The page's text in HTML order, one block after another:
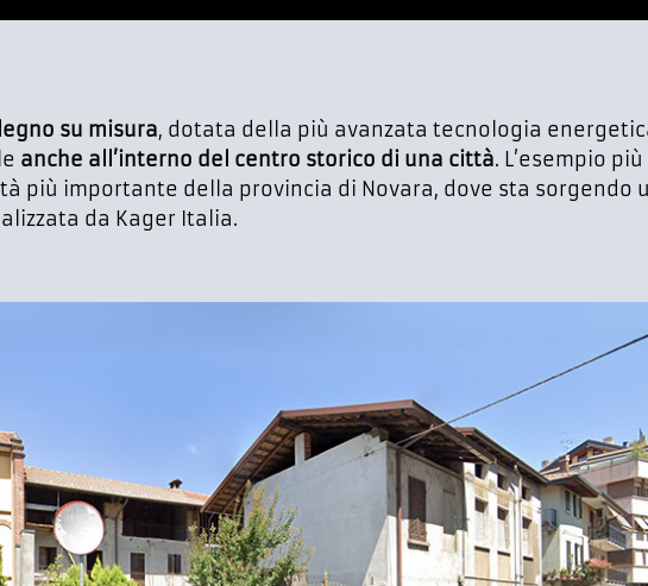
su misura, dotata della più avanzata tecnologia
anche all’interno del centro storico di una città. L’esempio
più importante della provincia di Novara, dove sta sorgendo
da Kager Italia.